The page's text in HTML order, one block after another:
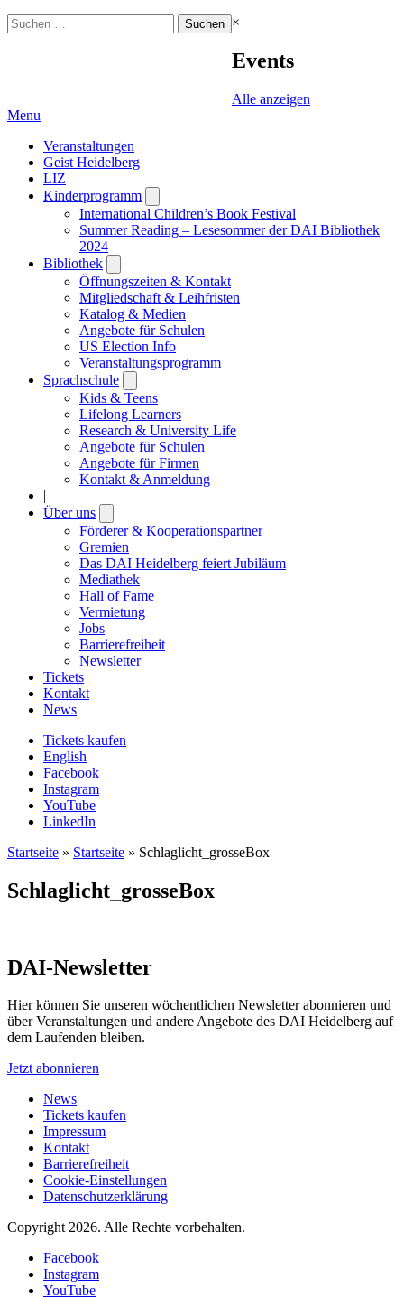
Suchen
nach:
×
Events
Alle anzeigen
Menu
Veranstaltungen
Geist Heidelberg
LIZ
Kinderprogramm
submenu
International Children’s Book Festival
Summer Reading – Lesesommer der DAI Bibliothek
2024
Bibliothek
submenu
Öffnungszeiten & Kontakt
Mitgliedschaft & Leihfristen
Katalog & Medien
Angebote für Schulen
US Election Info
Veranstaltungsprogramm
Sprachschule
submenu
Kids & Teens
Lifelong Learners
Research & University Life
Angebote für Schulen
Angebote für Firmen
Kontakt & Anmeldung
|
Über uns
submenu
Förderer & Kooperationspartner
Gremien
Das DAI Heidelberg feiert Jubiläum
Mediathek
Hall of Fame
Vermietung
Jobs
Barrierefreiheit
Newsletter
Tickets
Kontakt
News
Tickets kaufen
English
Facebook
Instagram
YouTube
LinkedIn
Startseite » Startseite » Schlaglicht_grosseBox
Schlaglicht_grosseBox
DAI-Newsletter
Hier können Sie unseren wöchentlichen Newsletter abonnieren und
über Veranstaltungen und andere Angebote des DAI Heidelberg auf
dem Laufenden bleiben.
Jetzt abonnieren
News
Tickets kaufen
Impressum
Kontakt
Barrierefreiheit
Cookie-Einstellungen
Datenschutzerklärung
Copyright 2026. Alle Rechte vorbehalten.
Facebook
Instagram
YouTube